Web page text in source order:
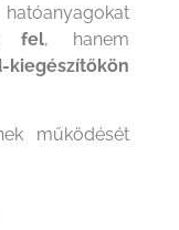
fel, hanem
működését